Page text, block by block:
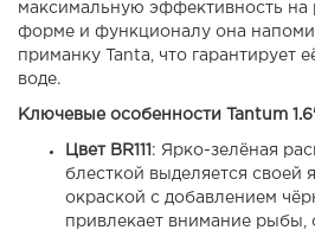
максимальную эффективность на
форме и функционалу она
приманку Tanta, что гарантирует
воде.
Ключевые особенности Tantum
Цвет BR111 : Ярко-зелёная
блесткой выделяется своей
окраской с добавлением
привлекает внимание рыбы,